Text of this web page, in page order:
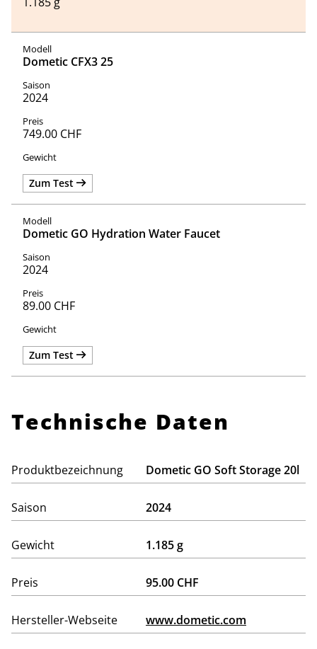
Dometic CFX3 25
2024
749.00 CHF
Zum Test
Dometic GO Hydration Water Faucet
2024
89.00 CHF
Zum Test
Technische Daten
Produktbezeichnung Dometic GO Soft Storage 20l
Saison 2024
Gewicht 1.185 g
Preis 95.00 CHF
Hersteller-Webseite www.dometic.com